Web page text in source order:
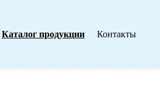
Каталог продукции Контакты